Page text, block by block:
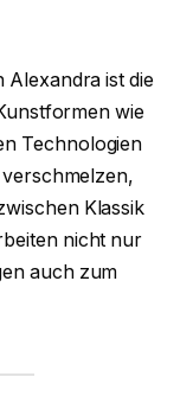
Alexandra ist die
wie
Technologien
Klassik
nicht nur
auch zum